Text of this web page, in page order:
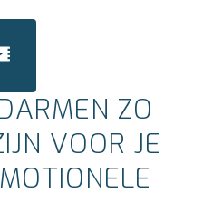
ZO
VOOR JE